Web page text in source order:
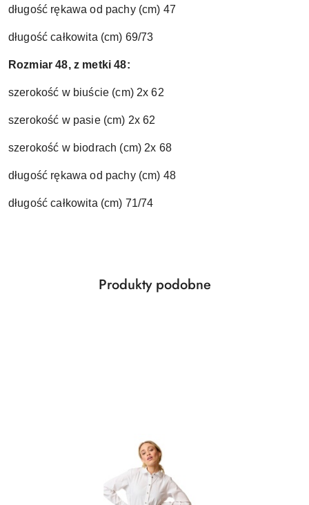
długość rękawa od pachy (cm) 47
długość całkowita (cm) 69/73
Rozmiar 48, z metki 48:
szerokość w biuście (cm) 2x 62
szerokość w pasie (cm) 2x 62
szerokość w biodrach (cm) 2x 68
długość rękawa od pachy (cm) 48
długość całkowita (cm) 71/74
Pomiń karuzelę produktów
Produkty
Produkty podobne